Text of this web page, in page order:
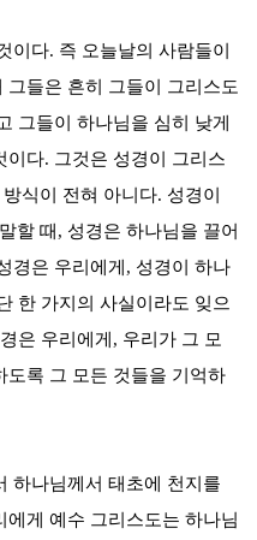
이다. 즉 오늘날의 사람들이
들은 흔히 그들이 그리스도
그들이 하나님을 심히 낮게
이다. 그것은 성경이 그리스
식이 전혀 아니다. 성경이
할 때 , 성경은 하나님을 끌어
경은 우리에게 , 성경이 하나
한 가지의 사실이라도 잊으
은 우리에게 , 우리가 그 모
도록 그 모든 것들을 기억하
하나님께서 태초에 천지를
에게 예수 그리스도는 하나님